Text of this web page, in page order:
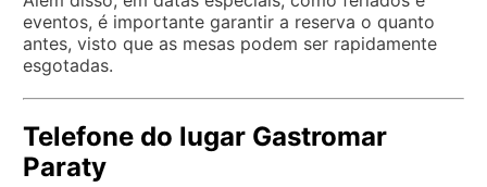
eventos, é importante garantir a reserva o quanto
antes, visto que as mesas podem ser rapidamente
esgotadas.
Telefone do lugar Gastromar
Paraty